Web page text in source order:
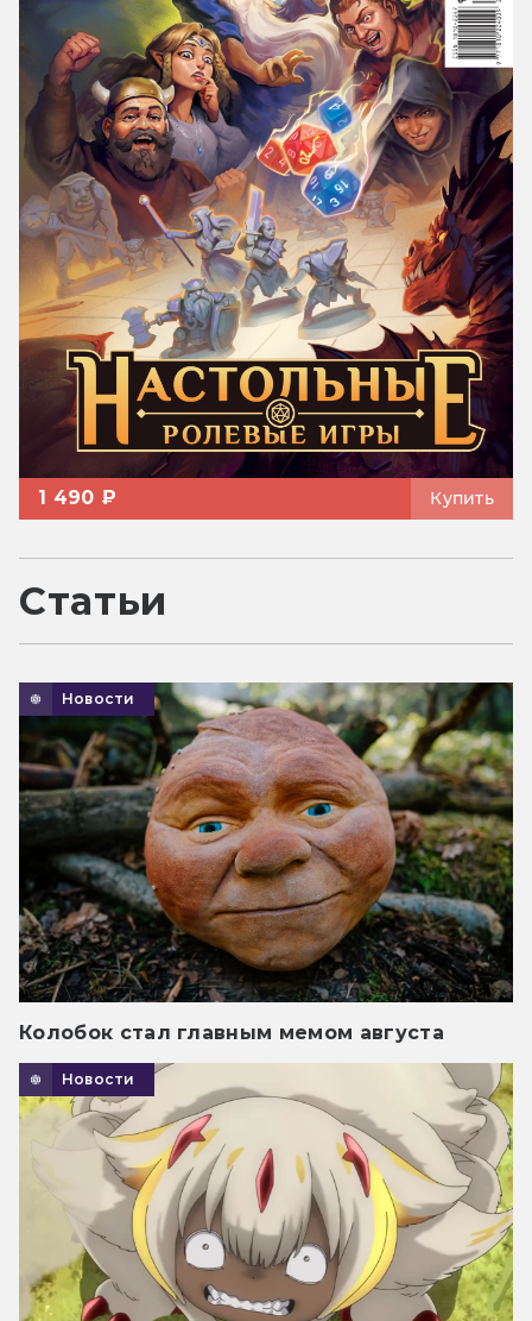
1 490 ₽ Купить
Статьи
Новости
Колобок стал главным мемом августа
Новости